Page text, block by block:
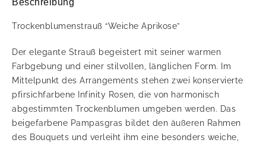
Beschreibung
Trockenblumenstrauß “Weiche Aprikose”
Der elegante Strauß begeistert mit seiner warmen
Farbgebung und einer stilvollen, länglichen Form. Im
Mittelpunkt des Arrangements stehen zwei konservierte
pfirsichfarbene Infinity Rosen, die von harmonisch
abgestimmten Trockenblumen umgeben werden. Das
beigefarbene Pampasgras bildet den äußeren Rahmen
des Bouquets und verleiht ihm eine besonders weiche,